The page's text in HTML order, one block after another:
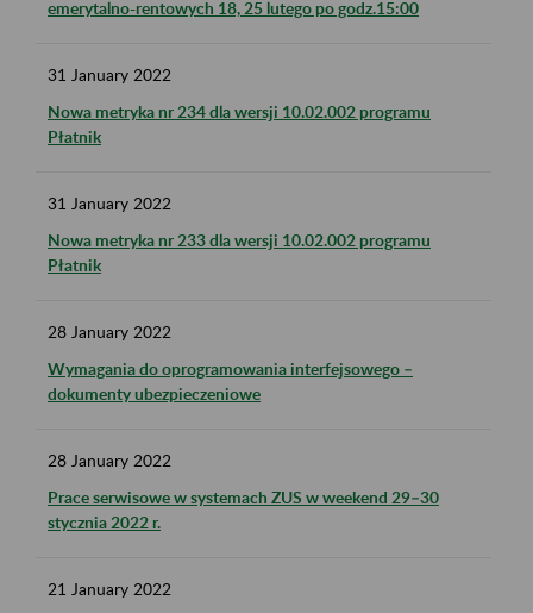
emerytalno-rentowych 18, 25 lutego po godz.15:00
31 January 2022
Nowa metryka nr 234 dla wersji 10.02.002 programu
Płatnik
31 January 2022
Nowa metryka nr 233 dla wersji 10.02.002 programu
Płatnik
28 January 2022
Wymagania do oprogramowania interfejsowego –
dokumenty ubezpieczeniowe
28 January 2022
Prace serwisowe w systemach ZUS w weekend 29–30
stycznia 2022 r.
21 January 2022